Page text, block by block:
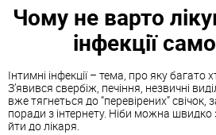
Чому не варто
інфекції
Інтимні інфекції – тема, про яку
З’явився свербіж, печіння, незвичні
вже тягнеться до “перевірених” свічок,
поради з інтернету. Ніби можна
йти до лікаря.